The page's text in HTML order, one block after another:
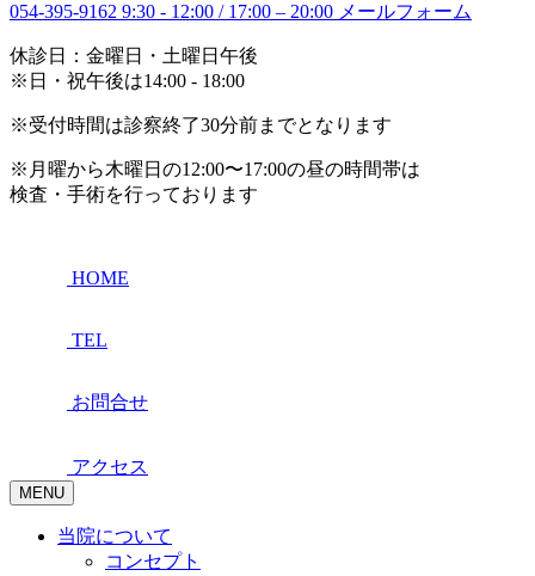
054-395-9162 9:30 - 12:00 / 17:00 – 20:00 メールフォーム
休診日：金曜日・土曜日午後
※日・祝午後は14:00 - 18:00
※受付時間は診察終了30分前までとなります
※月曜から木曜日の12:00〜17:00の昼の時間帯は
検査・手術を行っております
HOME
TEL
お問合せ
アクセス
MENU
当院について
コンセプト